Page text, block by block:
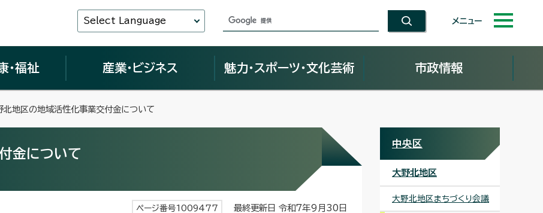
Select Language メニュー
・福祉 産業・ビジネス 魅力・スポーツ・文化芸術 市政情報
地区の地域活性化事業交付金について
金について
ページ番号1009477 最終更新日 令和7年9月30日
中央区
大野北地区
大野北地区まちづくり会議